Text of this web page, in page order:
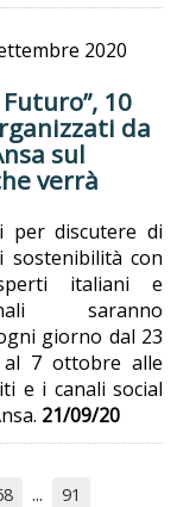
2020
10
da
sul
verrà
per discutere di
con
italiani e
saranno
giorno dal 23
al 7 ottobre alle
e i canali social
21/09/20
91